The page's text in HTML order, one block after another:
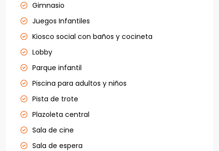
Gimnasio
Juegos Infantiles
Kiosco social con baños y cocineta
Lobby
Parque infantil
Piscina para adultos y niños
Pista de trote
Plazoleta central
Sala de cine
Sala de espera